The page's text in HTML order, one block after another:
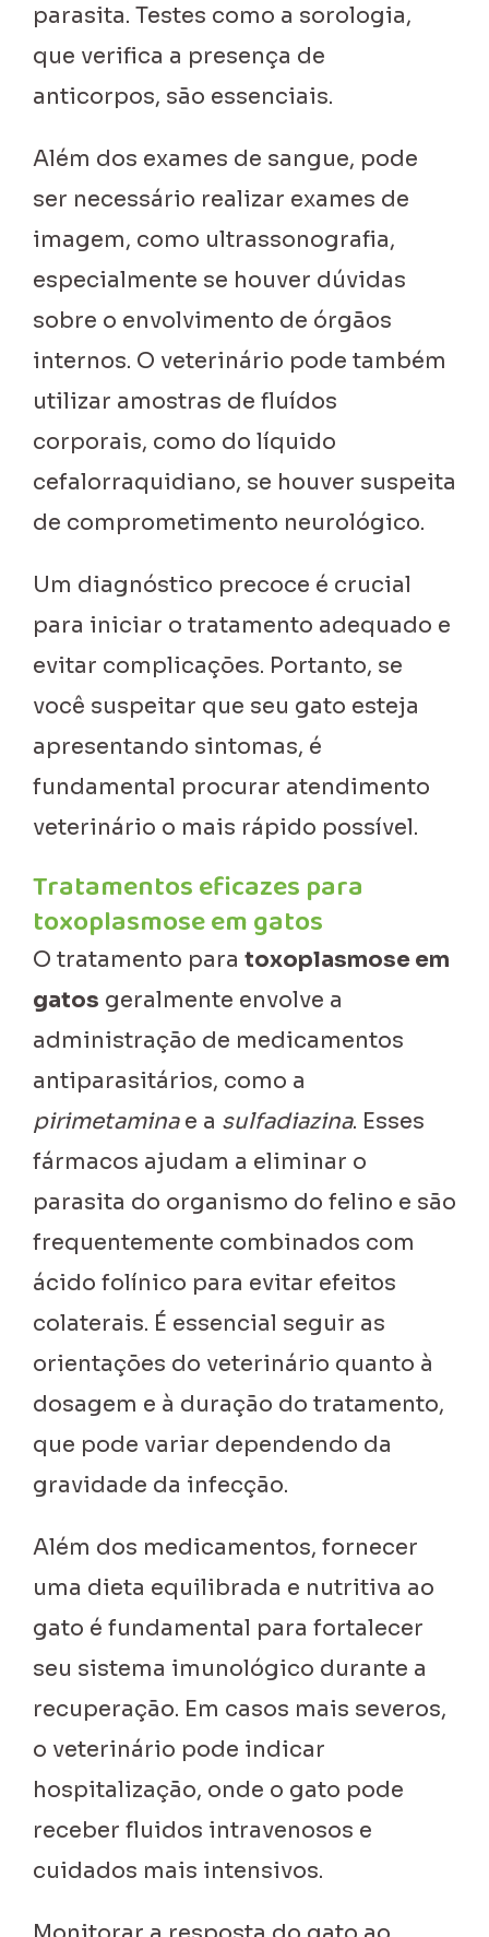
parasita. Testes como a sorologia,
que verifica a presença de
anticorpos, são essenciais.
Além dos exames de sangue, pode
ser necessário realizar exames de
imagem, como ultrassonografia,
especialmente se houver dúvidas
sobre o envolvimento de órgãos
internos. O veterinário pode também
utilizar amostras de fluídos
corporais, como do líquido
cefalorraquidiano, se houver suspeita
de comprometimento neurológico.
Um diagnóstico precoce é crucial
para iniciar o tratamento adequado e
evitar complicações. Portanto, se
você suspeitar que seu gato esteja
apresentando sintomas, é
fundamental procurar atendimento
veterinário o mais rápido possível.
Tratamentos eficazes para
toxoplasmose em gatos
O tratamento para toxoplasmose em
gatos geralmente envolve a
administração de medicamentos
antiparasitários, como a
pirimetaminae a sulfadiazina. Esses
fármacos ajudam a eliminar o
parasita do organismo do felino e são
frequentemente combinados com
ácido folínico para evitar efeitos
colaterais. É essencial seguir as
orientações do veterinário quanto à
dosagem e à duração do tratamento,
que pode variar dependendo da
gravidade da infecção.
Além dos medicamentos, fornecer
uma dieta equilibrada e nutritiva ao
gato é fundamental para fortalecer
seu sistema imunológico durante a
recuperação. Em casos mais severos,
o veterinário pode indicar
hospitalização, onde o gato pode
receber fluidos intravenosos e
cuidados mais intensivos.